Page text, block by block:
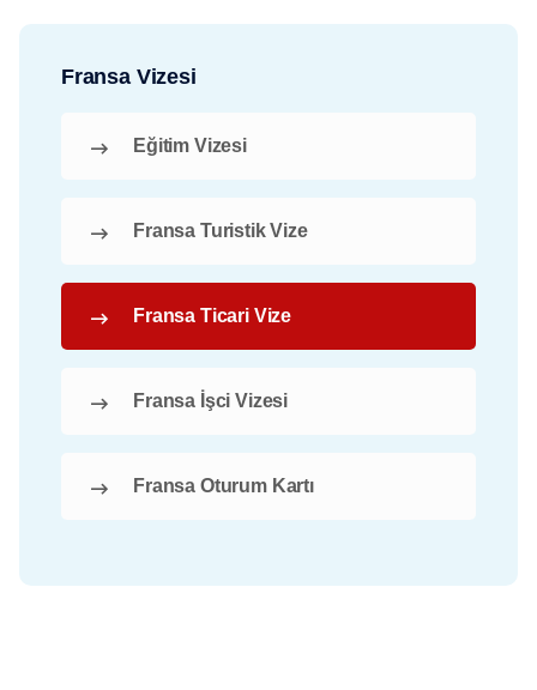
Fransa Vizesi
Eğitim Vizesi
Fransa Turistik Vize
Fransa Ticari Vize
Fransa İşci Vizesi
Fransa Oturum Kartı